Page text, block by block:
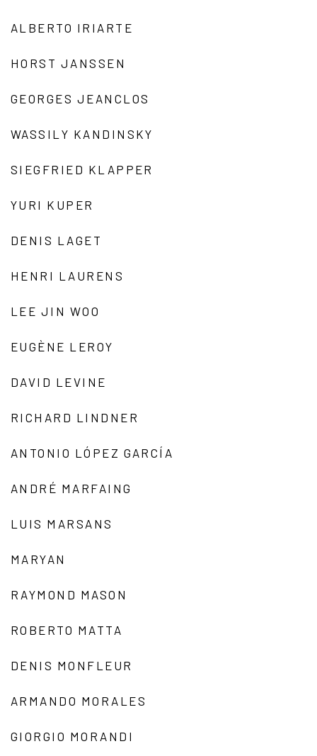
ALBERTO IRIARTE
HORST JANSSEN
GEORGES JEANCLOS
WASSILY KANDINSKY
SIEGFRIED KLAPPER
YURI KUPER
DENIS LAGET
HENRI LAURENS
LEE JIN WOO
EUGÈNE LEROY
DAVID LEVINE
RICHARD LINDNER
ANTONIO LÓPEZ GARCÍA
ANDRÉ MARFAING
LUIS MARSANS
MARYAN
RAYMOND MASON
ROBERTO MATTA
DENIS MONFLEUR
ARMANDO MORALES
GIORGIO MORANDI